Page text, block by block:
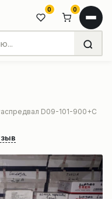
0 0
D09-101-900+C